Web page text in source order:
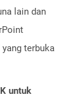
lain dan
terbuka
untuk